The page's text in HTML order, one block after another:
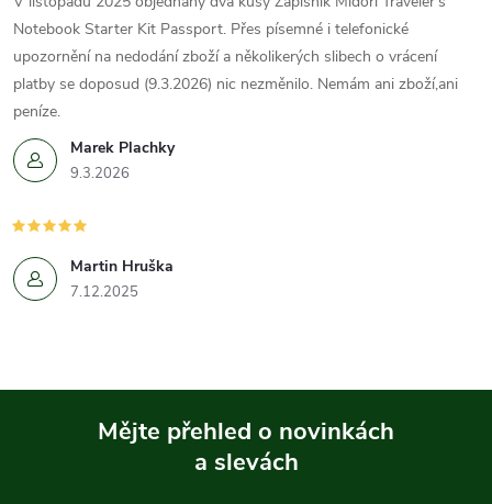
Marek Plachky
9.3.2026
Notebook Starter Kit Passport. Přes písemné i telefonické
upozornění na nedodání zboží a několikerých slibech o vrácení
platby se doposud (9.3.2026) nic nezměnilo. Nemám ani zboží,ani
peníze.
Martin Hruška
7.12.2025
Mějte přehled o novinkách
a slevách